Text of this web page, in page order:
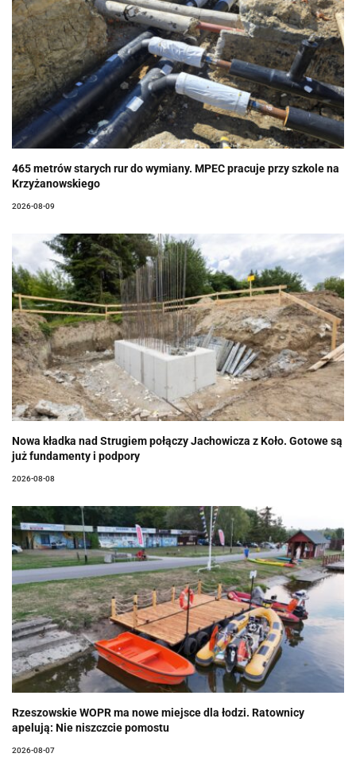
465 metrów starych rur do wymiany. MPEC pracuje przy szkole na
Krzyżanowskiego
2026-08-09
Nowa kładka nad Strugiem połączy Jachowicza z Koło. Gotowe są
już fundamenty i podpory
2026-08-08
Rzeszowskie WOPR ma nowe miejsce dla łodzi. Ratownicy
apelują: Nie niszczcie pomostu
2026-08-07